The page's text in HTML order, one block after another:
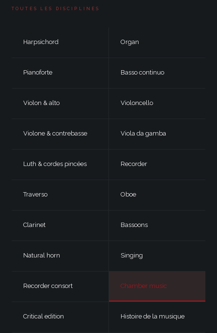
TOUTES LES DISCIPLINES
Harpsichord Organ
Pianoforte Basso continuo
Violon & alto Violoncello
Violone & contrebasse Viola da gamba
Luth & cordes pincées Recorder
Traverso Oboe
Clarinet Bassoons
Natural horn Singing
Recorder consort Chamber music
Critical edition Histoire de la musique